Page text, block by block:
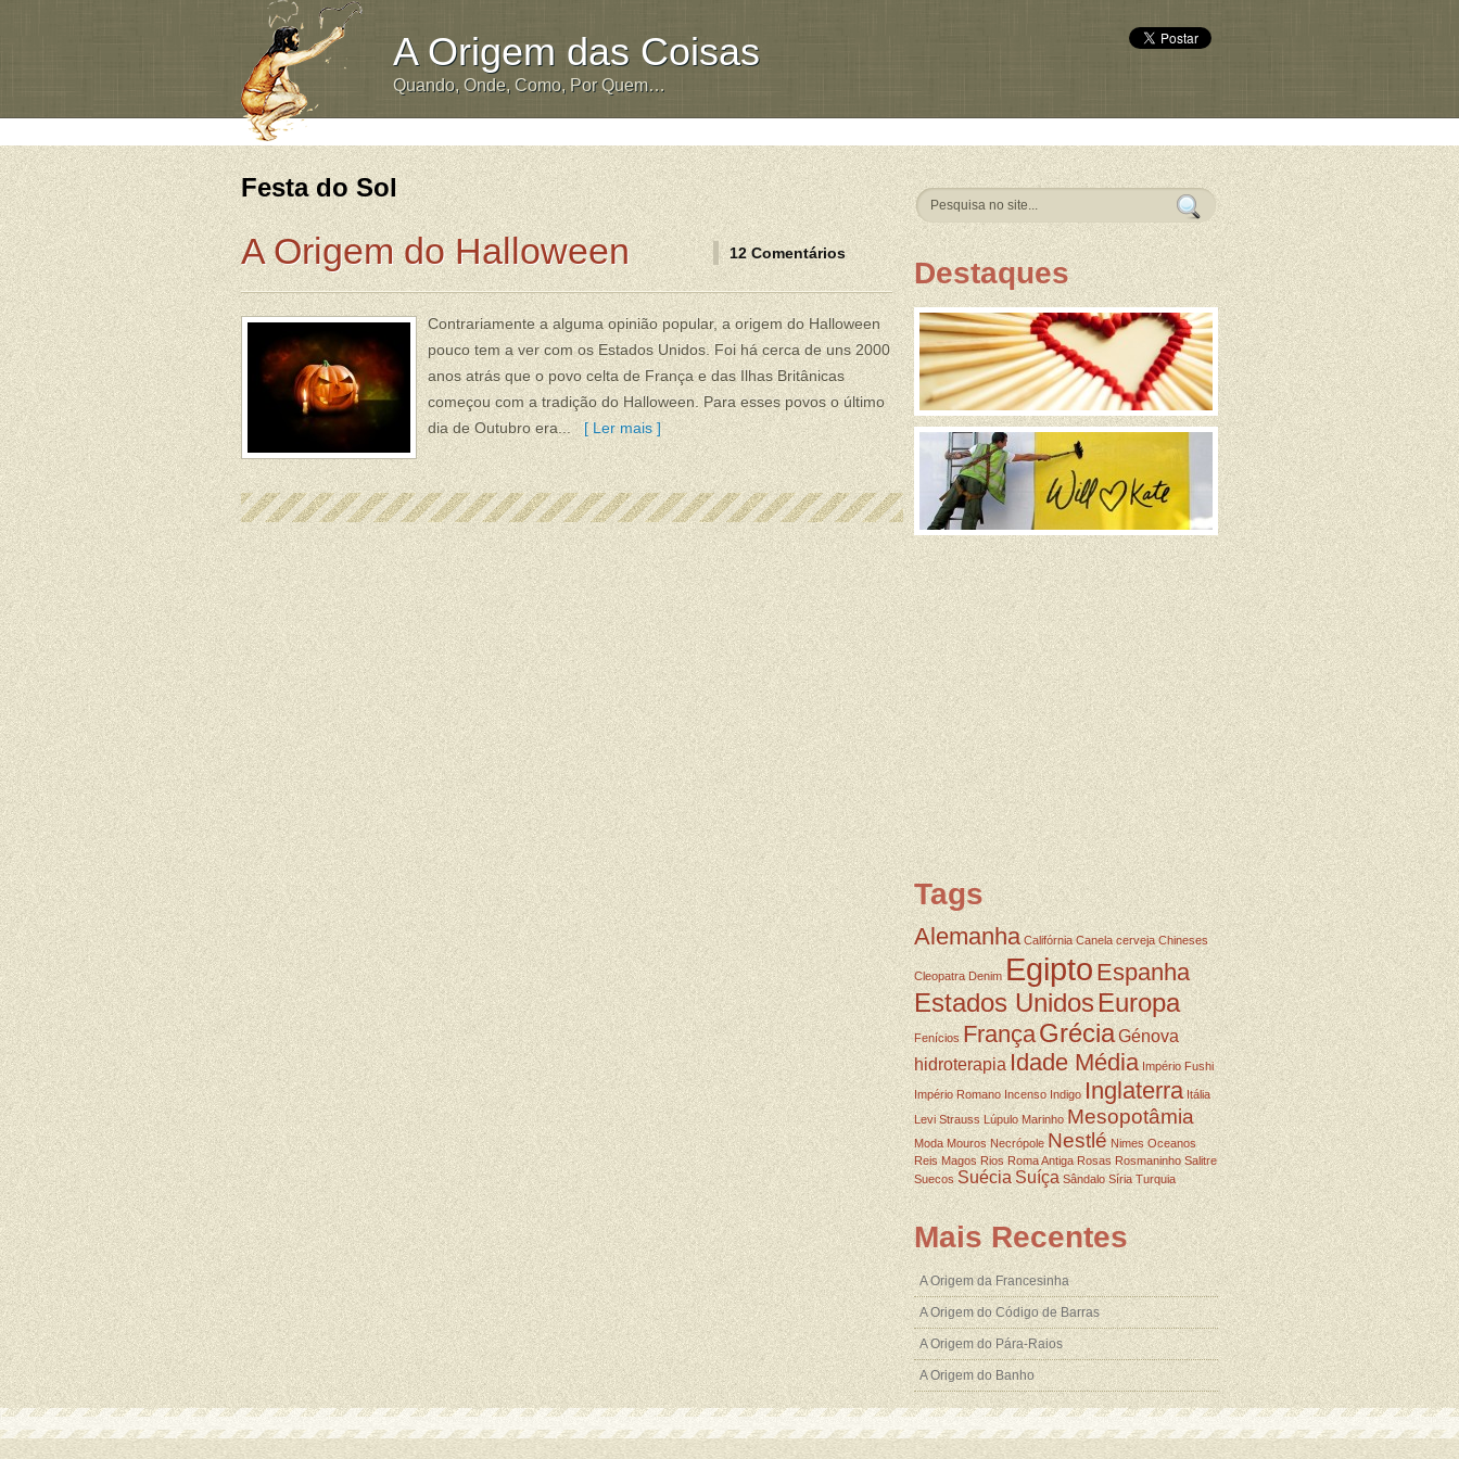
A Origem das Coisas
Quando, Onde, Como, Por Quem…
Festa do Sol
A Origem do Halloween 12 Comentários
Contrariamente a alguma opinião popular, a origem do Halloween
pouco tem a ver com os Estados Unidos. Foi há cerca de uns 2000
anos atrás que o povo celta de França e das Ilhas Britânicas
começou com a tradição do Halloween. Para esses povos o último
dia de Outubro era...[ Ler mais ]
Destaques
Tags
Alemanha Califórnia Canela cerveja Chineses
Cleopatra Denim EgiptoEspanha
Estados UnidosEuropa
Fenícios FrançaGréciaGénova
hidroterapiaIdade Média Império Fushi
Império Romano Incenso Indigo Inglaterra Itália
Levi Strauss Lúpulo Marinho Mesopotâmia
Moda Mouros Necrópole Nestlé Nimes Oceanos
Reis Magos Rios Roma Antiga Rosas Rosmaninho Salitre
Suecos Suécia Suíça Sândalo Síria Turquia
Mais Recentes
A Origem da Francesinha
A Origem do Código de Barras
A Origem do Pára-Raios
A Origem do Banho